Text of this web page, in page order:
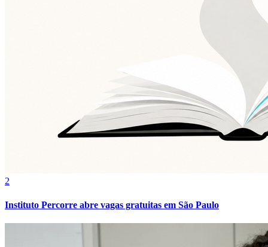
2
Instituto Percorre abre vagas gratuitas em São Paulo